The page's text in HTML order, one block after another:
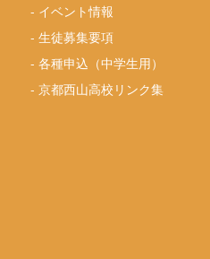
- イベント情報
-生徒募集要項
-各種申込（中学生用）
-京都西山高校リンク集